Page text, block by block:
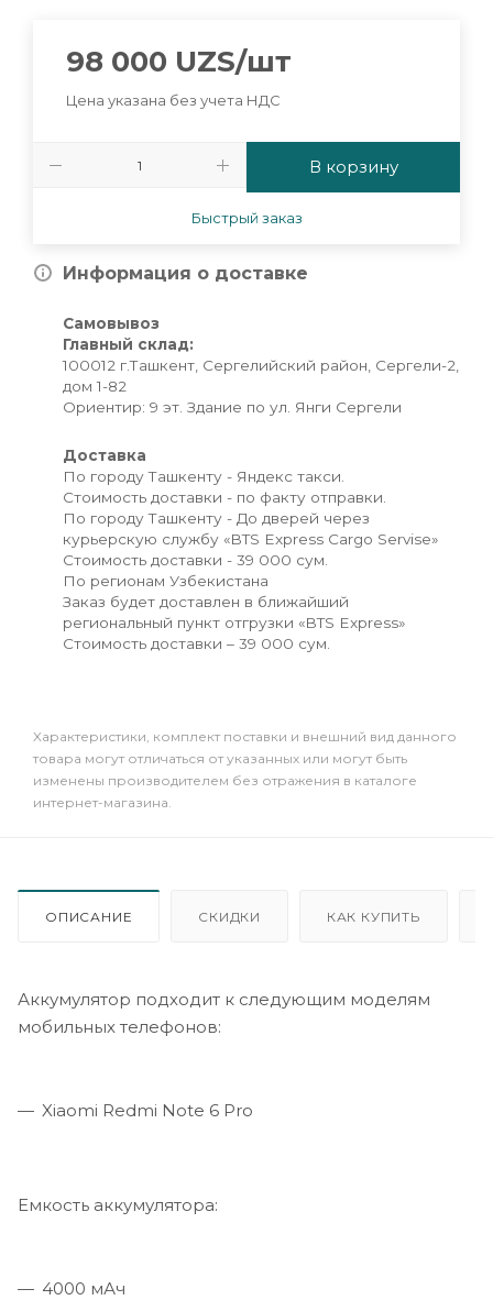
98 000 UZS/шт
Цена указана без учета НДС
В корзину
Быстрый заказ
Информация о доставке
Самовывоз
Главный склад:
100012 г.Ташкент, Сергелийский район, Сергели-2,
дом 1-82
Ориентир: 9 эт. Здание по ул. Янги Сергели
Доставка
По городу Ташкенту - Яндекс такси.
Стоимость доставки - по факту отправки.
По городу Ташкенту - До дверей через
курьерскую службу «BTS Express Cargo Servise»
Стоимость доставки - 39 000 сум.
По регионам Узбекистана
Заказ будет доставлен в ближайший
региональный пункт отгрузки «BTS Express»
Стоимость доставки – 39 000 сум.
Xарактеристики, комплект поставки и внешний вид данного
товара могут отличаться от указанных или могут быть
изменены производителем без отражения в каталоге
интернет-магазина.
ОПИСАНИЕ СКИДКИ КАК КУПИТЬ
Аккумулятор подходит к следующим моделям
мобильных телефонов:
Xiaomi Redmi Note 6 Pro
Емкость аккумулятора:
4000 мАч